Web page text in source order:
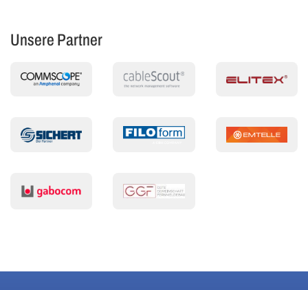
Unsere Partner